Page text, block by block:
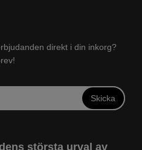
direkt i din inkorg?
Skicka
största urval av